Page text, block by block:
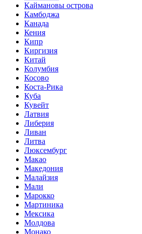
Каймановы острова
Камбоджа
Канада
Кения
Кипр
Киргизия
Китай
Колумбия
Косово
Коста-Рика
Куба
Кувейт
Латвия
Либерия
Ливан
Литва
Люксембург
Макао
Македония
Малайзия
Мали
Марокко
Мартиника
Мексика
Молдова
Монако